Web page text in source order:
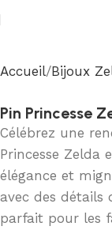
Accueil Bijoux
Pin Princesse
Célébrez une
Princesse Zelda
élégance et
avec des détails
parfait pour les